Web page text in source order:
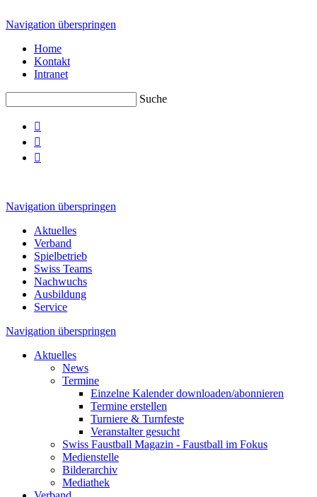
Navigation überspringen
Home
Kontakt
Intranet
Suche



Navigation überspringen
Aktuelles
Verband
Spielbetrieb
Swiss Teams
Nachwuchs
Ausbildung
Service
Navigation überspringen
Aktuelles
News
Termine
Einzelne Kalender downloaden/abonnieren
Termine erstellen
Turniere & Turnfeste
Veranstalter gesucht
Swiss Faustball Magazin - Faustball im Fokus
Medienstelle
Bilderarchiv
Mediathek